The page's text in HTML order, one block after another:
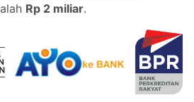
Rp 2 miliar.